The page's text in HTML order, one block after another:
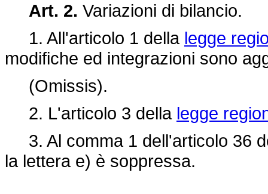
Art. 2. Variazioni di bilancio.
1. All'articolo 1 della legge
modifiche ed integrazioni sono
(Omissis).
2. L'articolo 3 della legge
3. Al comma 1 dell'articolo 36
la lettera e) è soppressa.